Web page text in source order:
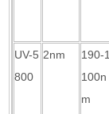
UV-5
800
2nm
190-1
100n
m